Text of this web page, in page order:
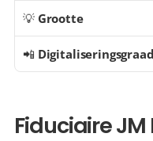
💡 Grootte
📲 Digitaliseringsgraad
Fiduciaire JM